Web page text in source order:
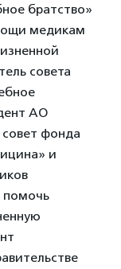
братство»
медикам
совета
АО
фонда
и
помочь